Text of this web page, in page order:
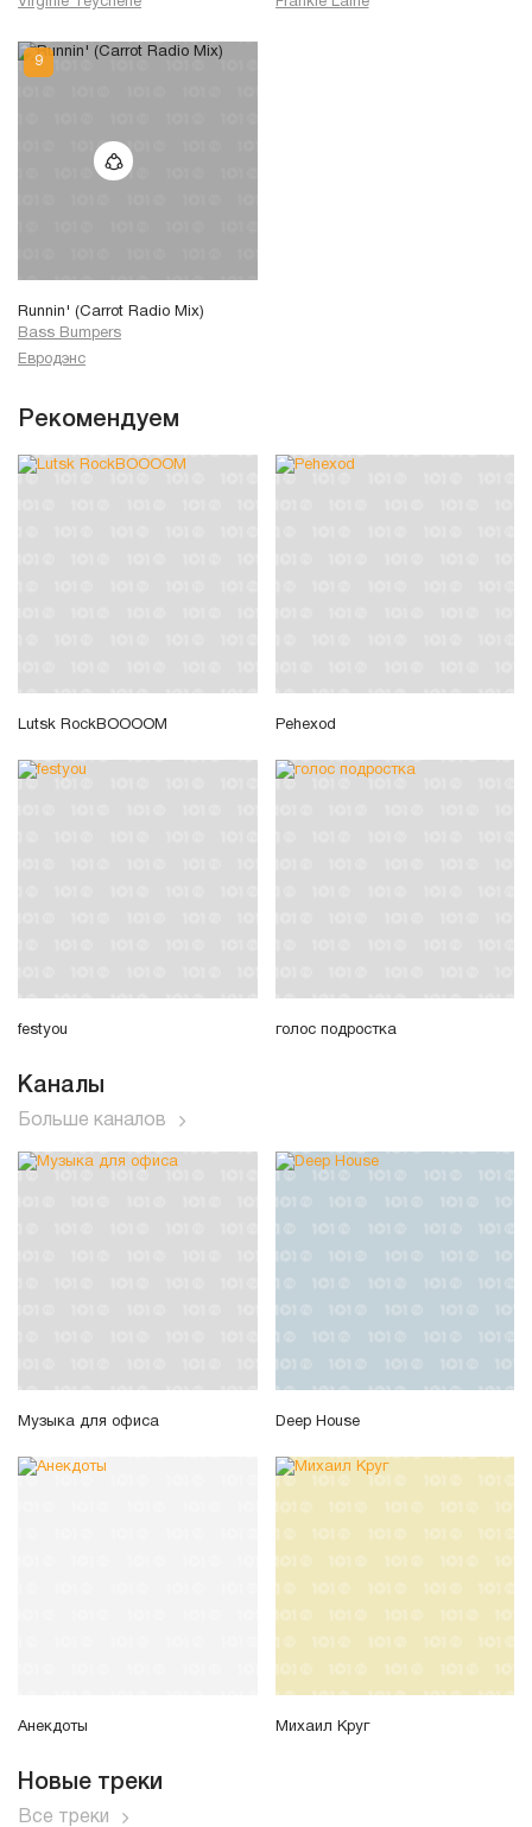
Runnin' (Carrot Radio Mix)
Bass Bumpers
Евродэнс
Рекомендуем
Lutsk RockBOOOOM Pehexod
festyou голос подростка
Каналы
Больше каналов
Музыка для офиса Deep House
Анекдоты Михаил Круг
Новые треки
Все треки